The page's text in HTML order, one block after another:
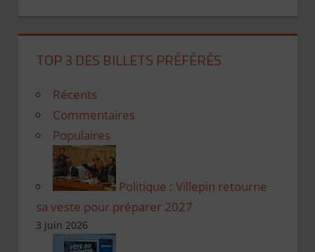
TOP 3 DES BILLETS PRÉFÉRÉS
Récents
Commentaires
Populaires
Politique : Villepin retourne
sa veste pour préparer 2027
3 juin 2026